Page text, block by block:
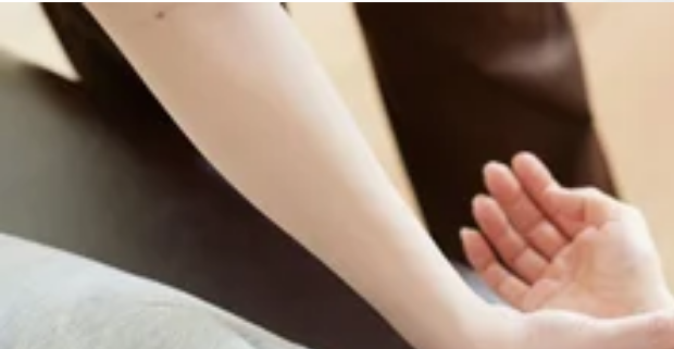
徒歩3分
【お知らせ】
電子マネー決済・QRコード決済、対応しております♪
WEB予約する
最近のブログ
8/8(土)ご案内状況☆武蔵府中ル・シーニュ店
皆さん、こんにちは！Re.Ra.Ku 武蔵府中ル・シーニュ店です！ ☆本日の空き情報